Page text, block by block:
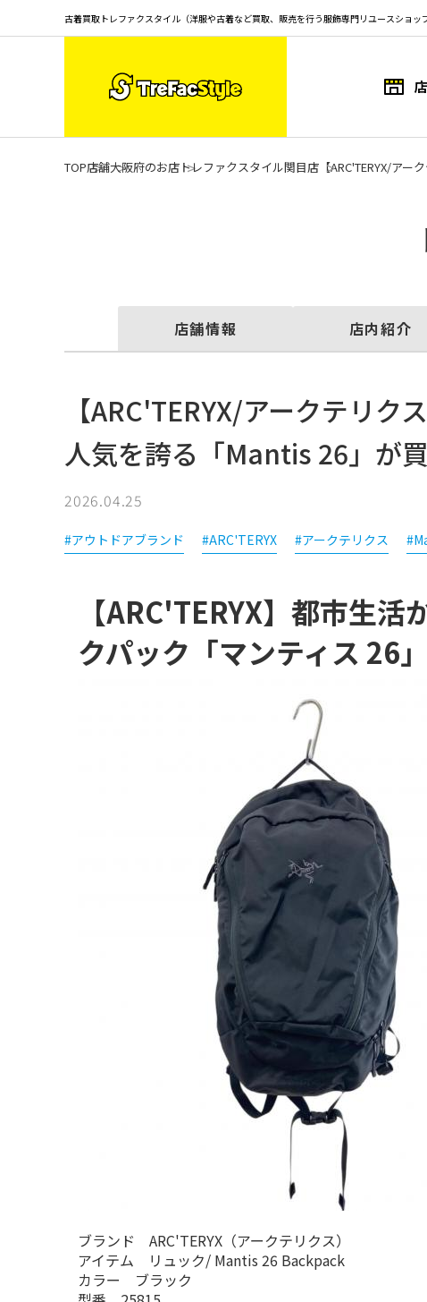
古着買取トレファクスタイル（洋服や古着など買取、販売を行う服飾専門リユースショップ
TOP店舗大阪府のお店 トレファクスタイル関目店 【ARC'TERYX/ア
店舗情報 店内紹介
【ARC'TERYX/アークテリ
人気を誇る「Mantis 26」が
2026.04.25
#アウトドアブランド #ARC'TERYX #アークテリクス
【ARC'TERYX】都市生
クパック「マンティス 26
ブランド ARC'TERYX（アークテリクス）
アイテム リュック/ Mantis 26 Backpack
カラー ブラック